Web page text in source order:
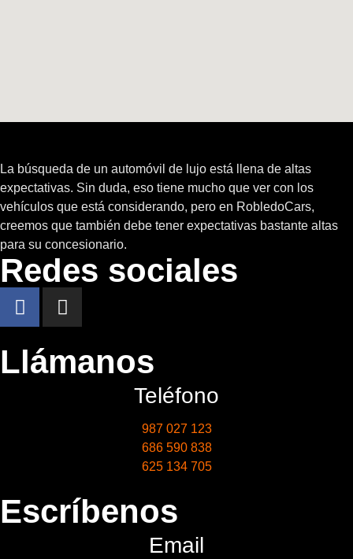
La búsqueda de un automóvil de lujo está llena de altas
expectativas. Sin duda, eso tiene mucho que ver con los
vehículos que está considerando, pero en RobledoCars,
creemos que también debe tener expectativas bastante altas
para su concesionario.
Redes sociales
Llámanos
Teléfono
987 027 123
686 590 838
625 134 705
Escríbenos
Email